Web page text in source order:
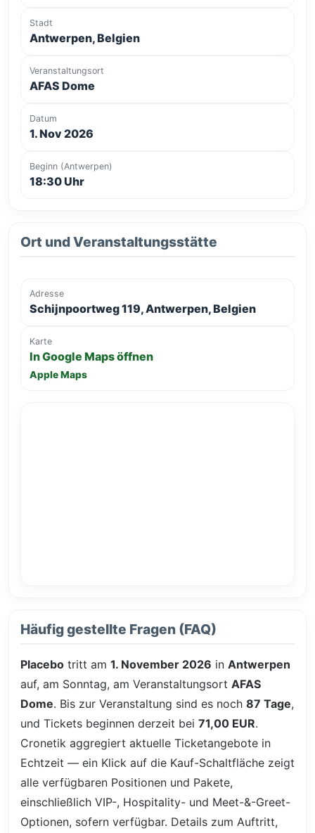
Stadt
Antwerpen, Belgien
Veranstaltungsort
AFAS Dome
Datum
1. Nov 2026
Beginn (Antwerpen)
18:30 Uhr
Ort und Veranstaltungsstätte
Adresse
Schijnpoortweg 119, Antwerpen, Belgien
Karte
In Google Maps öffnen
Apple Maps
Häufig gestellte Fragen (FAQ)
Placebo tritt am 1. November 2026 in Antwerpen
auf, am Sonntag, am Veranstaltungsort AFAS
Dome. Bis zur Veranstaltung sind es noch 87 Tage,
und Tickets beginnen derzeit bei 71,00 EUR.
Cronetik aggregiert aktuelle Ticketangebote in
Echtzeit — ein Klick auf die Kauf-Schaltfläche zeigt
alle verfügbaren Positionen und Pakete,
einschließlich VIP-, Hospitality- und Meet-&-Greet-
Optionen, sofern verfügbar. Details zum Auftritt,